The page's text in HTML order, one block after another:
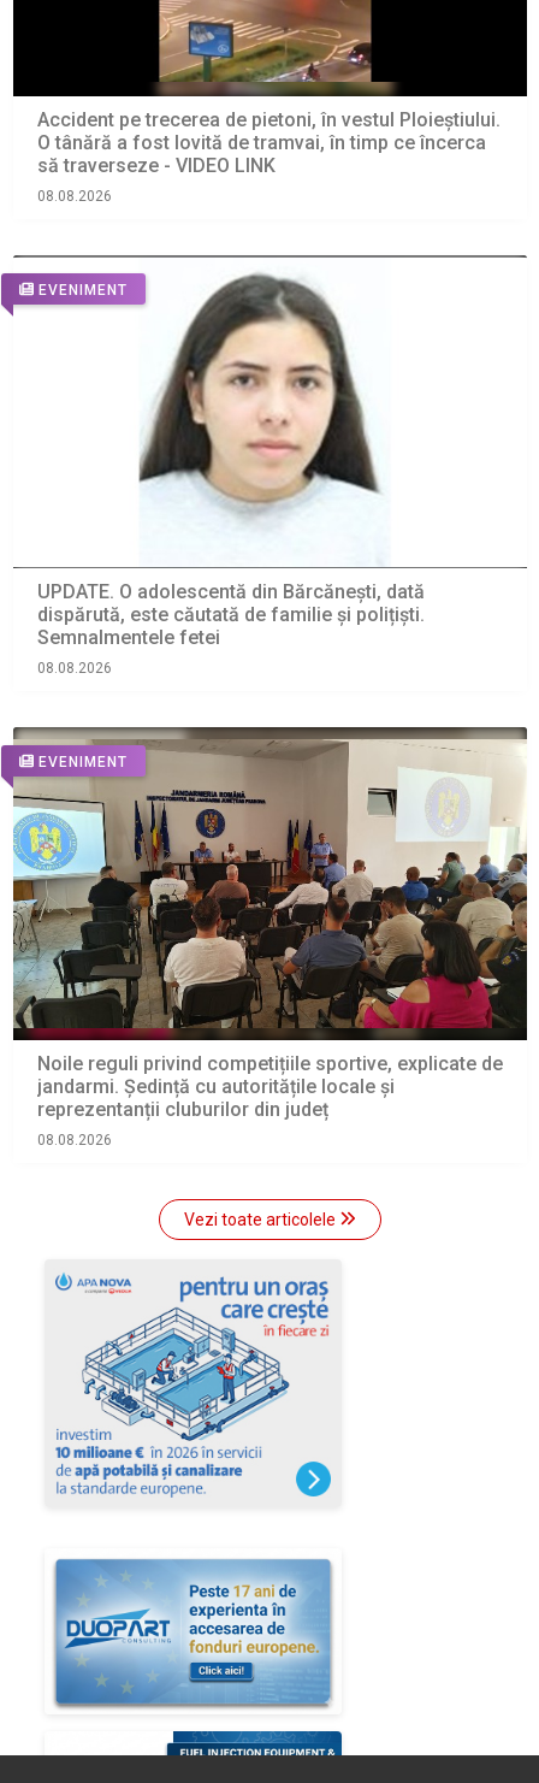
Accident pe trecerea de pietoni, în vestul Ploieștiului.
O tânără a fost lovită de tramvai, în timp ce încerca
să traverseze - VIDEO LINK
08.08.2026
EVENIMENT
UPDATE. O adolescentă din Bărcănești, dată
dispărută, este căutată de familie și polițiști.
Semnalmentele fetei
08.08.2026
EVENIMENT
Noile reguli privind competițiile sportive, explicate de
jandarmi. Ședință cu autoritățile locale și
reprezentanții cluburilor din județ
08.08.2026
Vezi toate articolele